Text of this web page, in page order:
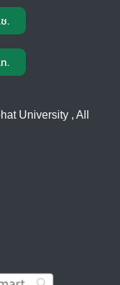
.
.
University , All